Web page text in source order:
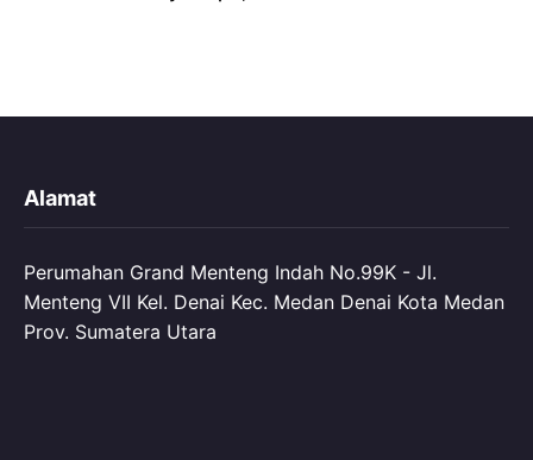
Alamat
Perumahan Grand Menteng Indah No.99K - Jl.
Menteng VII Kel. Denai Kec. Medan Denai Kota Medan
Prov. Sumatera Utara